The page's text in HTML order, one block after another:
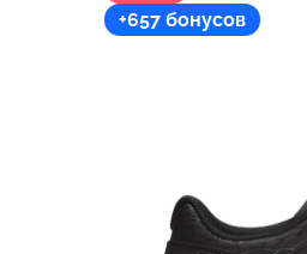
+657 бонусов